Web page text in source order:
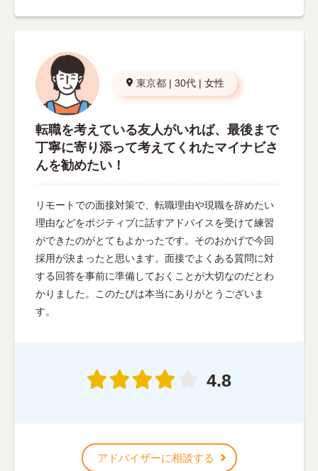
東京都 | 30代 | 女性
転職を考えている友人がいれば、最後まで
丁寧に寄り添って考えてくれたマイナビさ
んを勧めたい！
リモートでの面接対策で、転職理由や現職を辞めたい
理由などをポジティブに話すアドバイスを受けて練習
ができたのがとてもよかったです。そのおかげで今回
採用が決まったと思います。面接でよくある質問に対
する回答を事前に準備しておくことが大切なのだとわ
かりました。このたびは本当にありがとうございま
す。
4.8
アドバイザーに相談する